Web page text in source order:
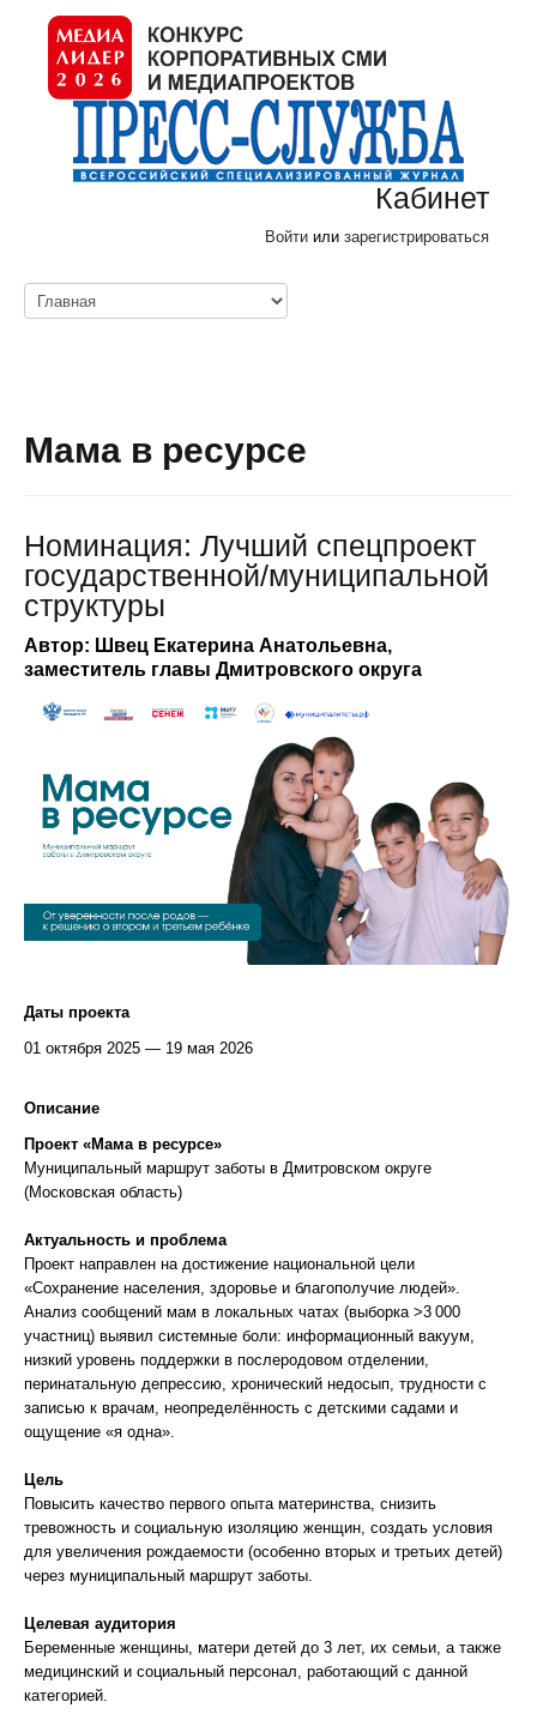
Кабинет
Войти или зарегистрироваться
Мама в ресурсе
Номинация: Лучший спецпроект
государственной/муниципальной
структуры
Автор: Швец Екатерина Анатольевна,
заместитель главы Дмитровского округа
Даты проекта
01 октября 2025 — 19 мая 2026
Описание
Проект «Мама в ресурсе»
Муниципальный маршрут заботы в Дмитровском округе
(Московская область)
Актуальность и проблема
Проект направлен на достижение национальной цели
«Сохранение населения, здоровье и благополучие людей».
Анализ сообщений мам в локальных чатах (выборка >3 000
участниц) выявил системные боли: информационный вакуум,
низкий уровень поддержки в послеродовом отделении,
перинатальную депрессию, хронический недосып, трудности с
записью к врачам, неопределённость с детскими садами и
ощущение «я одна».
Цель
Повысить качество первого опыта материнства, снизить
тревожность и социальную изоляцию женщин, создать условия
для увеличения рождаемости (особенно вторых и третьих детей)
через муниципальный маршрут заботы.
Целевая аудитория
Беременные женщины, матери детей до 3 лет, их семьи, а также
медицинский и социальный персонал, работающий с данной
категорией.